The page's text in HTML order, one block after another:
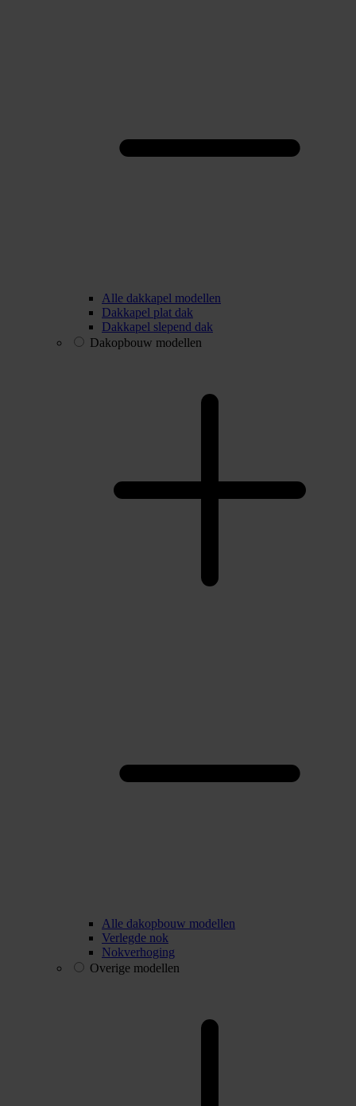
Alle dakkapel modellen
Dakkapel plat dak
Dakkapel slepend dak
Dakopbouw modellen
Alle dakopbouw modellen
Verlegde nok
Nokverhoging
Overige modellen